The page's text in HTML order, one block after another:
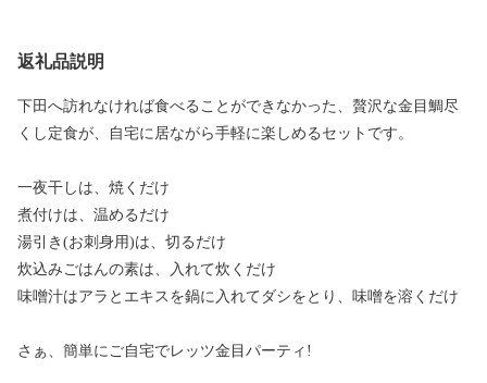
返礼品説明
下田へ訪れなければ食べることができなかった、贅沢な金目鯛尽
くし定食が、自宅に居ながら手軽に楽しめるセットです。
一夜干しは、焼くだけ
煮付けは、温めるだけ
湯引き(お刺身用)は、切るだけ
炊込みごはんの素は、入れて炊くだけ
味噌汁はアラとエキスを鍋に入れてダシをとり、味噌を溶くだけ
さぁ、簡単にご自宅でレッツ金目パーティ!